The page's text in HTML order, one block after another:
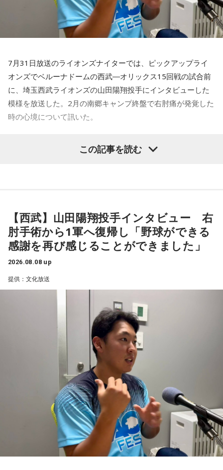
福田：そうですね。塩貝選手に悪意はなかったと思います
し、素直に自分の気持ちを言っただけなのですが、それをブ
ラジルサイドがうまく切り取って、結果的に彼らのモチベー
ションを上げるような形になってしまったので、それはあま
何を言っているかというと、日本とブラジルの力関係は間違
いなくブラジルが上なんですよ。そこで日本サイドが考えな
きゃいけないことは、ブラジルに油断してもらう、隙を見せ
てもらうということも1つだと思っていて。
ジルは対戦相手が決まったときに「オランダじゃなくて良か
った」と思っていた。日本ということで、少しでも油断して
ているんだ。メンバーは違うかもしれないけれど、日本は力
があるんだぞ」と言って、油断しないように警戒させる。そ
して、「お前ら、（日本選手が）こんなことを言ってるぞ」
と塩貝選手のコメントを（起爆剤として）使うことが可能な
しないほうが良かったなと僕は思っています。
とはいえ、塩貝選手とはW杯が終わったときに違うところで
会いましたけど、本当に純粋なんですよ。全然悪気がないと
いうか。ただ、プロの選手としてそこまで考えてコメントす
るべきだったかなとは思います。
でもまだ若いですから。森保監督は“リバウンドメンタリテ
ィ”という言葉をよく使いますけど、何かうまくいかなかった
後のリアクションがすごく重要で、今後そこを塩貝選手は試
されるのかなと思いますし、その期待に応えるだけのものを
持っている選手だと思いますから、良いエネルギーに変えて
もらいたいなと思います。
----------------------------------------------------
この日の放送をradikoタイムフリーで聴く
※放送エリア外の方は、プレミアム会員の登録でご利用いた
7月31日放送のライオンズナイターでは、ピックアップライ
オンズでベルーナドームの西武―オリックス15回戦の試合前
に、埼玉西武ライオンズの山田陽翔投手にインタビューした
模様を放送した。2月の南郷キャンプ終盤で右肘痛が発覚した
時の心境について訊いた。
しい成績だったかと思いますが、「求めすぎずに自分のやる
――過去2年の苦労は昨シーズンに活きていたということです
ね。
山田「活きていると思います。ウエイトトレーニングなどで
身体作りができたと思うので、結果を出さないといけないと
ころで出せたというのはよかったと思います」
――2月の南郷キャンプ終盤で右肘痛が発覚した時の心境を教
山田「痛かったですし、手術のタイミングはすごく悩んだの
ですが、3月9日に手術をさせていただいた。痛いままプレー
をしていても成績も上がらないですし、自分としても不安を
抱えながらプレーをするのは嫌だったので、できるだけ早く
手術をして、早く復帰ができるようにというので決断しまし
――以前から痛みはあったのでしょうか？
山田「痛みがない範囲でできていたのですが、痛みの場所が
動いてしまって、数ミリでも痛みの場所が動くだけで痛みが
この記事を読む
【西武】山田陽翔投手インタビュー 右
肘手術から1軍へ復帰し「野球ができる
感謝を再び感じることができました」
2026.08.08 up
提供：文化放送